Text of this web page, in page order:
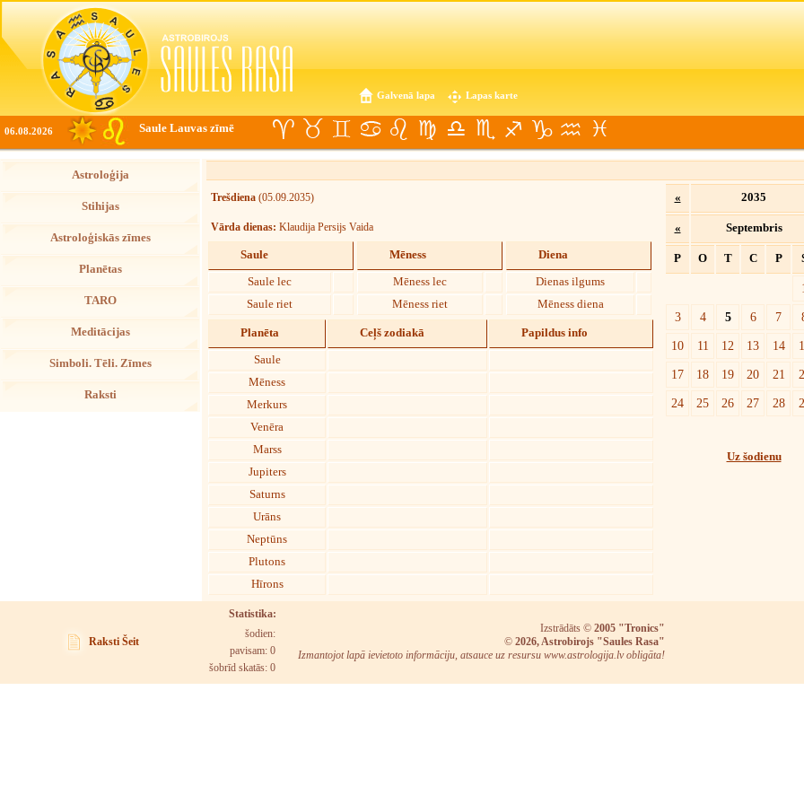
Galvenā lapa Lapas karte
06.08.2026 Saule Lauvas zīmē
Astroloģija
Stihijas
Astroloģiskās zīmes
Planētas
TARO
Meditācijas
Simboli. Tēli. Zīmes
Raksti
Trešdiena (05.09.2035)
Vārda dienas: Klaudija Persijs Vaida
Saule
Saule lec
Saule riet
Mēness
Mēness lec
Mēness riet
Diena
Dienas ilgums
Mēness diena
Planēta Ceļš zodiakā Papildus info
Saule
Mēness
Merkurs
Venēra
Marss
Jupiters
Saturns
Urāns
Neptūns
Plutons
Hīrons
« 2035
« Septembris
P O T C P
3
4 5 6 7
10
11 12 13 14
17
18 19 20 21
24
25 26 27 28
Uz šodienu
Raksti Šeit
Statistika:
šodien:
pavisam: 0
šobrīd skatās: 0
Izstrādāts © 2005 "Tronics"
© 2026, Astrobirojs "Saules Rasa"
Izmantojot lapā ievietoto informāciju, atsauce uz resursu www.astrologija.lv obligāta!